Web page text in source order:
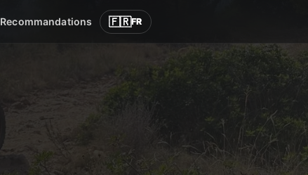
Recommandations 🇫🇷FR